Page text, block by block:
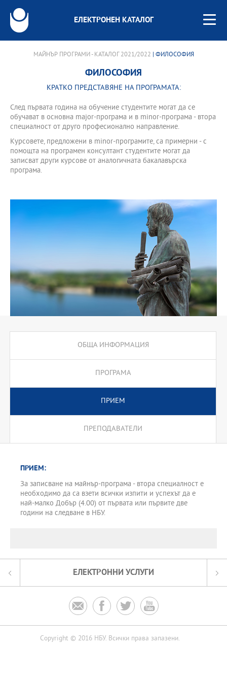
ЕЛЕКТРОНЕН КАТАЛОГ
МАЙНЪР ПРОГРАМИ - КАТАЛОГ 2021/2022 | ФИЛОСОФИЯ
ФИЛОСОФИЯ
КРАТКО ПРЕДСТАВЯНЕ НА ПРОГРАМАТА:
След първата година на обучение студентите могат да се
обучават в основна major-програма и в minor-програма - втора
специалност от друго професионално направление.
Курсовете, предложени в minor-програмите, са примерни - с
помощта на програмен консултант студентите могат да
записват други курсове от аналогичната бакалавърска
програма.
ОБЩА ИНФОРМАЦИЯ
ПРОГРАМА
ПРИЕМ
ПРЕПОДАВАТЕЛИ
ПРИЕМ:
За записване на майнър-програма - втора специалност е
необходимо да са взети всички изпити и успехът да е
най-малко Добър (4.00) от първата или първите две
години на следване в НБУ.
ЕЛЕКТРОННИ УСЛУГИ
   
Copyright © 2016 НБУ. Всички права запазени.